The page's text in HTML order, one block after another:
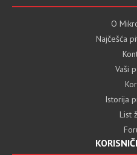
O
Najčešća
Vaši
Istorija
List